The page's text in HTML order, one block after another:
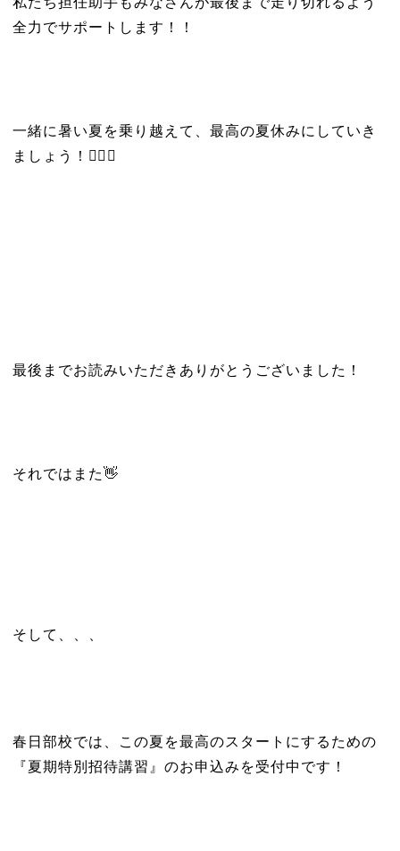
全力でサポートします！！
一緒に暑い夏を乗り越えて、最高の夏休みにしていき
ましょう！✊🏻🔥
最後までお読みいただきありがとうございました！
それではまた👋
そして、、、
春日部校では、この夏を最高のスタートにするための
『夏期特別招待講習』のお申込みを受付中です！